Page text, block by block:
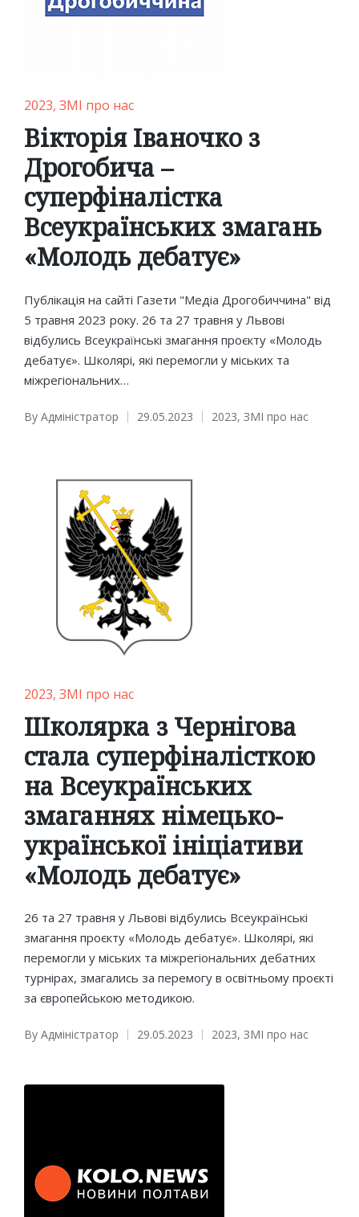
Posted
in
2023 ЗМІ про нас
Вікторія Іваночко з
Дрогобича –
суперфіналістка
Всеукраїнських змагань
«Молодь дебатує»
Публікація на сайті Газети "Медіа Дрогобиччина" від
5 травня 2023 року. 26 та 27 травня у Львові
відбулись Всеукраїнські змагання проєкту «Молодь
дебатує». Школярі, які перемогли у міських та
міжрегіональних…
Posted
By Адміністратор 29.05.2023
Posted
2023, ЗМІ про нас
Posted
in
2023 ЗМІ про нас
Школярка з Чернігова
стала суперфіналісткою
на Всеукраїнських
змаганнях німецько-
української ініціативи
«Молодь дебатує»
26 та 27 травня у Львові відбулись Всеукраїнські
змагання проєкту «Молодь дебатує». Школярі, які
перемогли у міських та міжрегіональних дебатних
турнірах, змагались за перемогу в освітньому проєкті
за європейською методикою.
Posted
By Адміністратор 29.05.2023
Posted
2023, ЗМІ про нас